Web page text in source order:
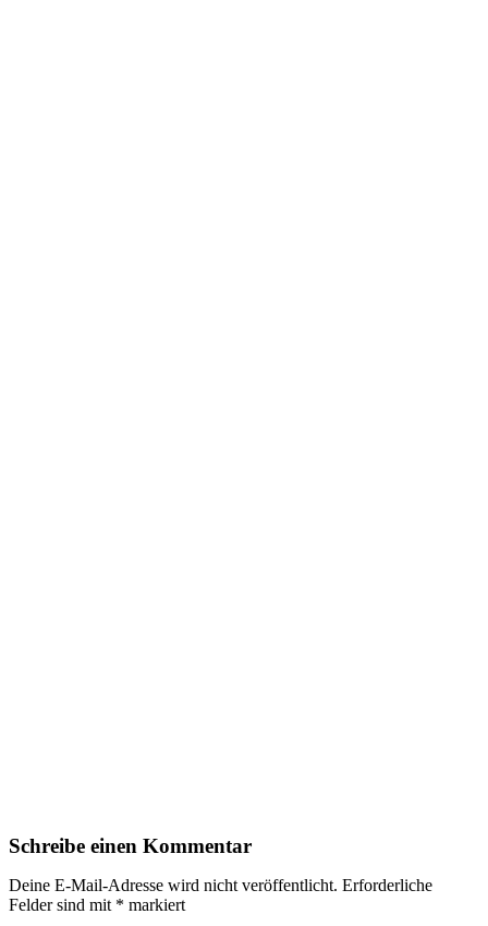
Schreibe einen Kommentar
Deine E-Mail-Adresse wird nicht veröffentlicht. Erforderliche
Felder sind mit * markiert